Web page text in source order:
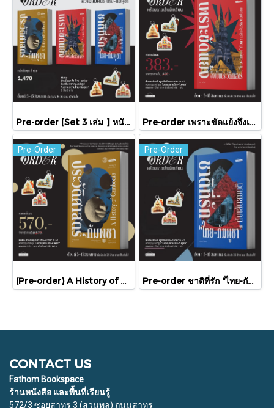
Pre-order [Set 3 เล่ม ] หนังสือชุดความสัมพันธ์ "ไทย-กัมพูชา" / มติชน Pre-order เพราะขัดแย้งจึงเป็นประวัติศาสตร์ "ไทย-กัมพูชา" กับความสัมพันธ์หวานปนขม / มติชน
Pre-Order
(Pre-order) A History of Cambodia ประวัติศาสตร์กัมพูชา (ฉบับปรับปรุงใหม่) / David Chandler / มติชน
Pre-Order
Pre-order ชาติที่รัก "ไทย-กัมพูชา" กับเส้นสมมติ / พวงทอง ภวัครพันธุ์ / มติชน
CONTACT US
Fathom Bookspace
ร้านหนังสือ และพื้นที่เรียนรู้
572/3 ซอยสาทร 3 (สวนพลู) ถนนสาทร